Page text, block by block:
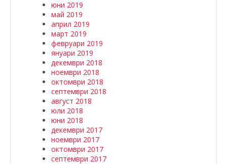
юни 2019
май 2019
април 2019
март 2019
февруари 2019
януари 2019
декември 2018
ноември 2018
октомври 2018
септември 2018
август 2018
юли 2018
юни 2018
декември 2017
ноември 2017
октомври 2017
септември 2017